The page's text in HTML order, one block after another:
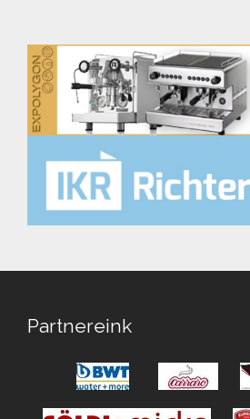
Partnereink